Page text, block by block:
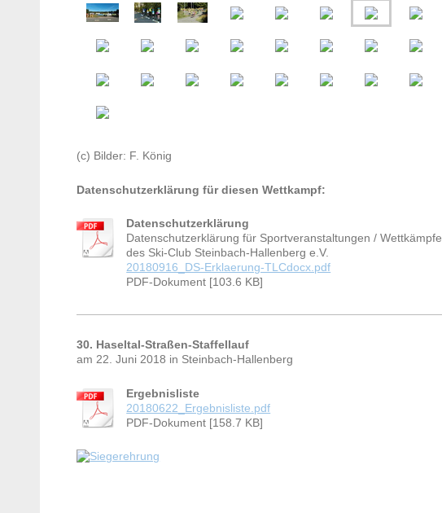
(c) Bilder: F. König
Datenschutzerklärung für diesen Wettkampf:
Datenschutzerklärung
Datenschutzerklärung für Sportveranstaltungen / Wettkämpfe
des Ski-Club Steinbach-Hallenberg e.V.
20180916_DS-Erklaerung-TLCdocx.pdf
PDF-Dokument [103.6 KB]
30. Haseltal-Straßen-Staffellauf
am 22. Juni 2018 in Steinbach-Hallenberg
Ergebnisliste
20180622_Ergebnisliste.pdf
PDF-Dokument [158.7 KB]